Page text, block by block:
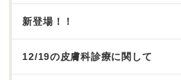
新登場！！
12/19の皮膚科診療に関して